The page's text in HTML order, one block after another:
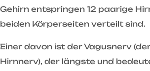
Gehirn entspringen 12 paarige
beiden Körperseiten verteilt sind.
Einer davon ist der Vagusnerv
Hirnnerv), der längste und